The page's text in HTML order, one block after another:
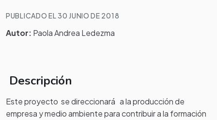
PUBLICADO EL 30 JUNIO DE 2018
Autor: Paola Andrea Ledezma
Descripción
Este proyecto se direccionará a la producción de
empresa y medio ambiente para contribuir a la formación